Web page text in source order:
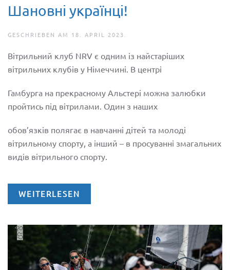
Шановні українці!
GESCHRIEBEN AM 18. APRIL 2023
Вітрильний клуб NRV є одним із найстаріших
вітрильних клубів у Німеччині. В центрi
Гамбурга на прекрасному Альстері можна залюбки
пройтись пiд вiтрилами. Один з наших
обов’язкiв полягає в навчанні дітей та молоді
вітрильному спорту, а інший – в просуванні змагальних
видiв вiтрильного спорту.
WEITERLESEN